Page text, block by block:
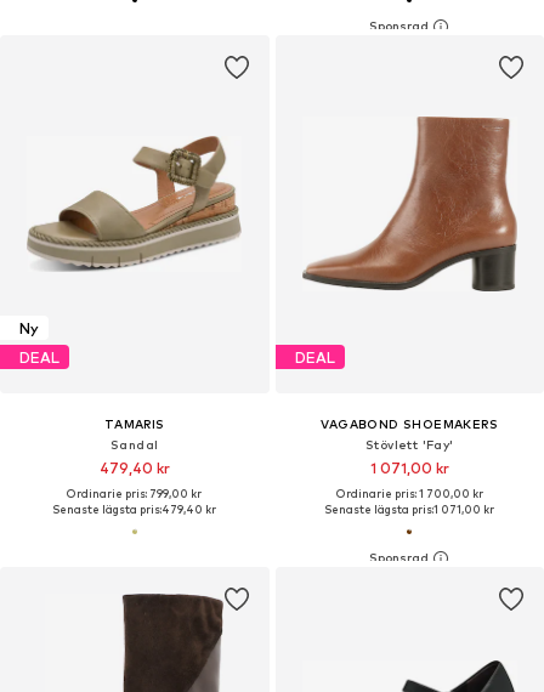
Ny
DEAL
TAMARIS
Sandal
479,40 kr
Ordinarie pris: 799,00 kr
Senaste lägsta pris:479,40 kr
DEAL
VAGABOND SHOEMAKERS
Stövlett 'Fay'
1 071,00 kr
Ordinarie pris: 1 700,00 kr
Senaste lägsta pris:1 071,00 kr